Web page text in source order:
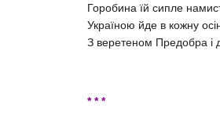
Горобина їй сипле
Україною йде в кожну
З веретеном Предобра і
* * *